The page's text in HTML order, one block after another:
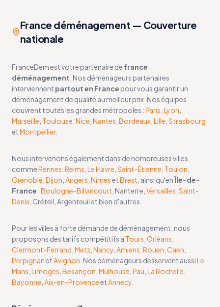
France déménagement — Couverture
nationale
FranceDem est votre partenaire de france
déménagement . Nos déménageurs partenaires
interviennent partout en France pour vous garantir un
déménagement de qualité au meilleur prix. Nos équipes
couvrent toutes les grandes métropoles :Paris Lyon
Marseille Toulouse Nice Nantes Bordeaux Lille Strasbourg
etMontpellier.
Nous intervenons également dans de nombreuses villes
commeRennes Reims Le Havre Saint-Étienne Toulon
Grenoble Dijon Angers NîmesetBrest , ainsi qu'enÎle-de-
France :Boulogne-Billancourt , Nanterre, Versailles Saint-
Denis , Créteil, Argenteuil et bien d'autres.
Pour les villes à forte demande de déménagement, nous
proposons des tarifs compétitifs à Tours Orléans
Clermont-Ferrand Metz Nancy Amiens Rouen Caen
PerpignanetAvignon . Nos déménageurs desservent aussiLe
Mans Limoges Besançon Mulhouse Pau La Rochelle
Bayonne Aix-en-ProvenceetAnnecy